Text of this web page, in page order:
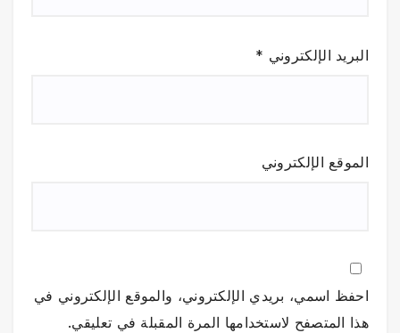
البريد الإلكتروني *
الموقع الإلكتروني
احفظ اسمي، بريدي الإلكتروني، والموقع الإلكتروني في
هذا المتصفح لاستخدامها المرة المقبلة في تعليقي.